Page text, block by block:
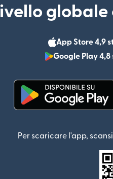
livello
App Store 4,9
Google Play 4,8
Per scaricare l'app,